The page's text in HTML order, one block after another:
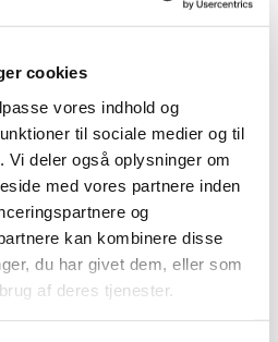
cookies
vores indhold og
til sociale medier og til
deler også oplysninger om
med vores partnere inden
og
kan kombinere disse
du har givet dem, eller som
af deres tjenester.
t
e
r
a
t
u
r
k
r
e